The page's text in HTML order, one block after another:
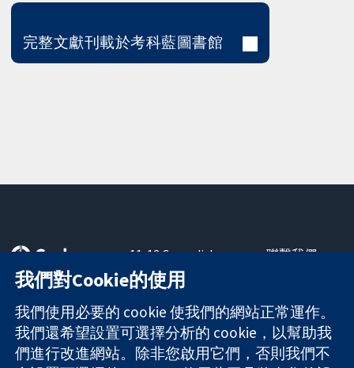
完整文獻刊載於考科藍圖書館
可信任實證
知情決定
更完善的健康照
護
11-13 Cavendish
Square
London
W1G 0AN
United Kingdom
聯繫我們
關於我們
工作機會
Cochrane
Library
我們對Cookie的使用
我們使用必要的 cookie 使我們的網站正常運作。
我們還希望設置可選擇分析的 cookie，以幫助我
們進行改進網站。除非您啟用它們，否則我們不